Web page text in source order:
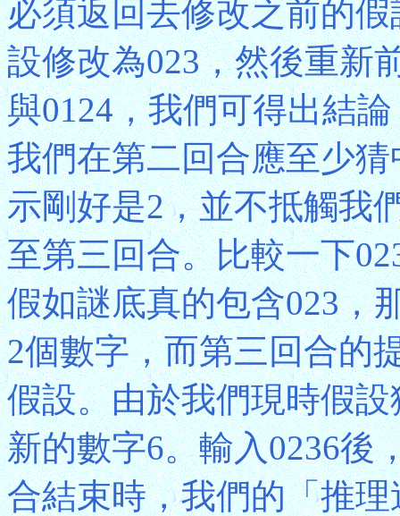
必須返回去修改之前的
設修改為023，然後重新
與0124，我們可得出結
我們在第二回合應至少
示剛好是2，並不抵觸我
至第三回合。比較一下
假如謎底真的包含023，
2個數字，而第三回合的
假設。由於我們現時假
新的數字6。輸入0236後
合結束時，我們的「推